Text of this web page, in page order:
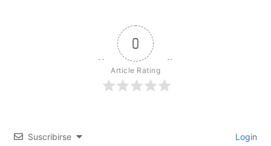
0
Article Rating
Suscribirse Login